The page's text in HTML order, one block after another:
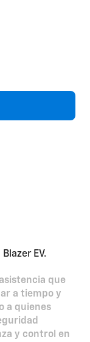
que
a tiempo y
a quienes
y control en